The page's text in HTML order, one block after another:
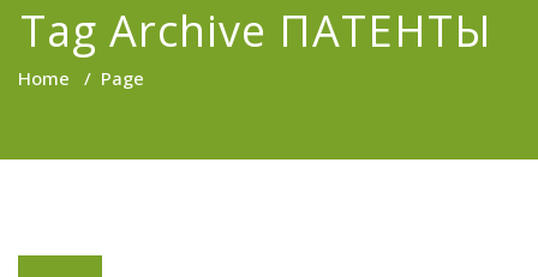
Tag Archive ПАТЕНТЫ
Home / Page